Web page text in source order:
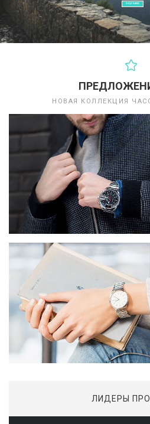
ПОДРОБНЕЕ
НОВАЯ КОЛЛЕКЦИЯ
ЛИДЕРЫ